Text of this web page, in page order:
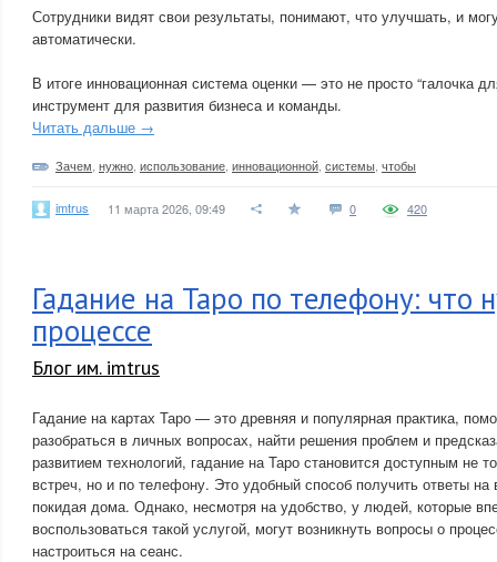
Сотрудники видят свои результаты, понимают, что улучшать, и
автоматически.
В итоге инновационная система оценки — это не просто “галочка
инструмент для развития бизнеса и команды.
Читать дальше →
Зачем нужно использование инновационной системы чтобы
imtrus 11 марта 2026, 09:49 0 420
Гадание на Таро по телефону: что
процессе
Блог им. imtrus
Гадание на картах Таро — это древняя и популярная практика,
разобраться в личных вопросах, найти решения проблем и
развитием технологий, гадание на Таро становится доступным не
встреч, но и по телефону. Это удобный способ получить ответы
покидая дома. Однако, несмотря на удобство, у людей, которые
воспользоваться такой услугой, могут возникнуть вопросы о
настроиться на сеанс.